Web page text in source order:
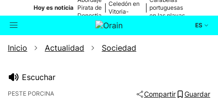
Hoy es noticia Pirata de
Donostia
Celedón en
Vitoria-
portuguesas
en las playas
ES
Buscador Actualidad
Inicio Actualidad Sociedad
Escuchar
PESTE PORCINA Compartir Guardar